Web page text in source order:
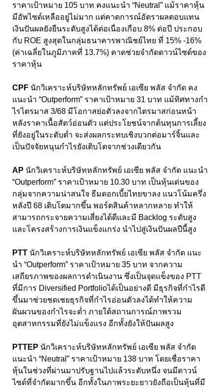
ราคาเป้าหมาย 105 บาท คงแนะนํา “Neutral” แม้ราคาหุ้น
มีอัพไซด์เหลืออยู่ไม่มาก แต่คาดการณ์อัตราผลตอบแทน
เงินปันผลยังยืนระดับสูงได้ต่อเนื่องเกือบ 8% ต่อปี ประกอบ
กับ ROE สูงสุดในกลุ่มธนาคารพาณิชย์ไทย ที่ 15% -16%
(ค่าเฉลี่ยในภูมิภาคที่ 13.7%) คาดช่วยจํากัดดาวน์ไซด์ของ
ราคาหุ้น
CPF นักวิเคราะห์บริษัทหลักทรัพย์ เอเซีย พลัส จำกัด คง
แนะนํา “Outperform” ราคาเป้าหมาย 31 บาท แม้ทิศทางกํา
ไรไตรมาส 3/68 มีโอกาสย่อตัวลงจากไตรมาสก่อนหน้า
หลังราคาเนื้อสัตว์อ่อนตัว แต่ประโยชน์จากต้นทุนการเลี้ยง
ที่ยังอยู่ในระดับต่ำ จะส่งผลกระทบเชิงบวกต่อมาร์จิ้นและ
เป็นปัจจัยหนุนกําไรยังเติบโตจากช่วงเดียวกัน
AP นักวิเคราะห์บริษัทหลักทรัพย์ เอเซีย พลัส จำกัด แนะนำ
“Outperform” ราคาเป้าหมาย 10.30 บาท เป็นหุ้นเด่นของ
กลุ่มจากความน่าสนใจ ธีมดอกเบี้ยไทยขาลง แนวโน้มครึ่ง
หลังปี 68 เติบโตมากขึ้น พอร์ตสินค้าหลากหลาย ทําให้
สามารถกระจายความเสี่ยงได้ดีและมี Backlog ระดับสูง
และโครงสร้างการเงินแข็งแกร่ง นําไปสู่เงินปันผลปีนี้สูง
PTT นักวิเคราะห์บริษัทหลักทรัพย์ เอเซีย พลัส จำกัด แนะ
นํา “Outperform” ราคาเป้าหมาย 35 บาท จากความ
เสถียรภาพของผลการดําเนินงาน ซึ่งเป็นจุดแข็งของ PTT
ที่มีการ Diversified Portfolioได้เป็นอย่างดี มีธุรกิจที่กําไรดี
ขึ้นมาช่วยชดเชยธุรกิจที่กําไรอ่อนตัวลงได้ทําให้ความ
ผันผวนของกําไรจะต่ำ ภายใต้สถานการณ์ภาพรวม
อุตสาหกรรมที่ยังไม่แข็งแรง อีกทั้งยังให้ปันผลสูง
PTTEP นักวิเคราะห์บริษัทหลักทรัพย์ เอเซีย พลัส จำกัด
แนะนํา “Neutral” ราคาเป้าหมาย 138 บาท โดยเชื่อราคา
หุ้นในช่วงที่ผ่านมาปรับฐานไปแล้วระดับหนึ่ง จนมีดาวน์
ไซด์ที่จํากัดมากขึ้น อีกทั้งในภาพระยะยาวยังถือเป็นหุ้นที่มี